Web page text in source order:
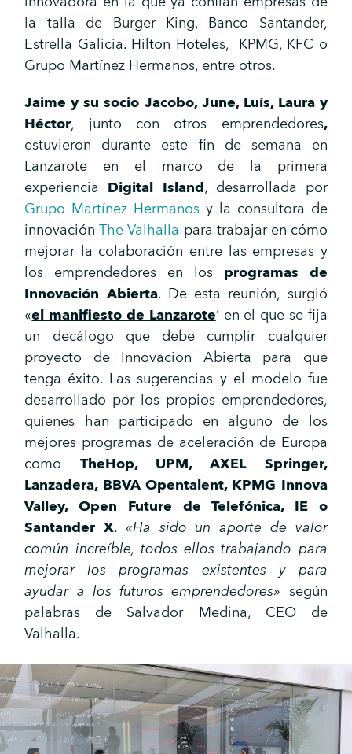
la talla de Burger King, Banco Santander,
Estrella Galicia. Hilton Hoteles, KPMG, KFC o
Grupo Martínez Hermanos, entre otros.
Jaime y su socio Jacobo, June, Luís, Laura y
Héctor, junto con otros emprendedores,
estuvieron durante este fin de semana en
Lanzarote en el marco de la primera
experiencia Digital Island, desarrollada por
Grupo Martínez Hermanos y la consultora de
innovaciónThe Valhalla para trabajar en cómo
mejorar la colaboración entre las empresas y
los emprendedores en los programas de
Innovación Abierta. De esta reunión, surgió
«el manifiesto de Lanzarote‘ en el que se fija
un decálogo que debe cumplir cualquier
proyecto de Innovacion Abierta para que
tenga éxito. Las sugerencias y el modelo fue
desarrollado por los propios emprendedores,
quienes han participado en alguno de los
mejores programas de aceleración de Europa
como TheHop, UPM, AXEL Springer,
Lanzadera, BBVA Opentalent, KPMG Innova
Valley, Open Future de Telefónica, IE o
Santander X. «Ha sido un aporte de valor
común increíble, todos ellos trabajando para
mejorar los programas existentes y para
ayudar a los futuros emprendedores» según
palabras de Salvador Medina, CEO de
Valhalla.